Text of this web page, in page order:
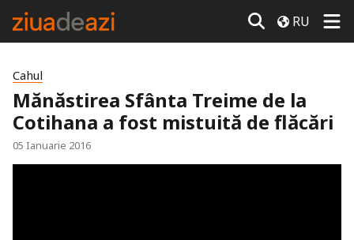
RU
Cahul
Mănăstirea Sfânta Treime de la
Cotihana a fost mistuită de flăcări
05 Ianuarie 2016